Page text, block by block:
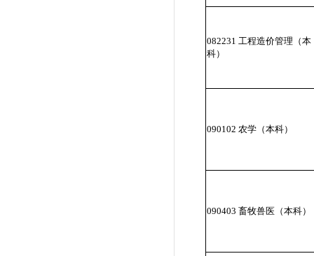
082231 工程造价管理（本
科）
090102 农学（本科）
090403 畜牧兽医（本科）